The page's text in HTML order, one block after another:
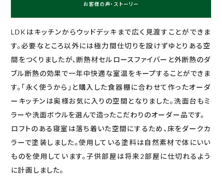
お客様の声・ストーリー
LDKはキッチンからウッドデッキまで広く見渡すことができま
す。必要なところ以外には極力間仕切りを設けずゆとりある空
間をつくりましたが、断熱材セルロースファイバーと外断熱のダ
ブル断熱の効果で一年中快適な室温をキープすることができま
す。「永く使うから」と購入した食器棚に合わせて作ったオーダ
ーキッチンは奥様お気に入りの空間となりました。洗面台もミ
ラーや洗面ボウルを選んで造ったこだわりのオーダー品です。
ロフトのある寝室は落ち着いた空間にするため、床をダークカ
ラーで塗装しました。使用している塗料は自然素材で体にいい
ものを使用しています。子供部屋は将来2部屋に仕切れるよう
に計画しました。